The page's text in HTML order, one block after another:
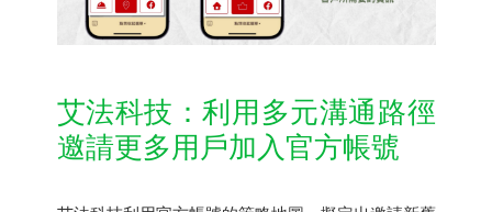
艾法科技：利⽤多元溝通路徑
邀請更多⽤⼾加入官方帳號